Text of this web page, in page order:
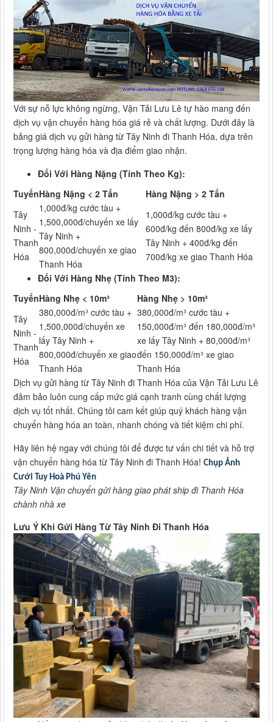
Với sự nỗ lực không ngừng, Vận Tải Lưu Lê tự hào mang đến
dịch vụ vận chuyển hàng hóa giá rẻ và chất lượng. Dưới đây là
bảng giá dịch vụ gửi hàng từ Tây Ninh đi Thanh Hóa, dựa trên
trọng lượng hàng hóa và địa điểm giao nhận.
Đối Với Hàng Nặng (Tính Theo Kg):
TuyếnHàng Nặng < 2 Tấn
Hàng Nặng > 2 Tấn
Tây
Ninh -
Thanh
Hóa
1,000đ/kg cước tàu +
1,500,000đ/chuyến xe lấy
Tây Ninh +
800,000đ/chuyến xe giao
Thanh Hóa
1,000đ/kg cước tàu +
600đ/kg đến 800đ/kg xe lấy
Tây Ninh + 400đ/kg đến
700đ/kg xe giao Thanh Hóa
Đối Với Hàng Nhẹ (Tính Theo M3):
TuyếnHàng Nhẹ < 10m³
Hàng Nhẹ > 10m³
Tây
Ninh -
Thanh
Hóa
380,000đ/m³ cước tàu +
1,500,000đ/chuyến xe
lấy Tây Ninh +
800,000đ/chuyến xe giao
Thanh Hóa
380,000đ/m³ cước tàu +
150,000đ/m³ đến 180,000đ/m³
xe lấy Tây Ninh + 80,000đ/m³
đến 150,000đ/m³ xe giao
Thanh Hóa
Dịch vụ gửi hàng từ Tây Ninh đi Thanh Hóa của Vận Tải Lưu Lê
đảm bảo luôn cung cấp mức giá cạnh tranh cùng chất lượng
dịch vụ tốt nhất. Chúng tôi cam kết giúp quý khách hàng vận
chuyển hàng hóa an toàn, nhanh chóng và tiết kiệm chi phí.
Hãy liên hệ ngay với chúng tôi để được tư vấn chi tiết và hỗ trợ
vận chuyển hàng hóa từ Tây Ninh đi Thanh Hóa! Chụp Ảnh
Cưới Tuy Hoà Phú Yên
Tây Ninh Vận chuyển gửi hàng giao phát ship đi Thanh Hóa
chành nhà xe
Lưu Ý Khi Gửi Hàng Từ Tây Ninh Đi Thanh Hóa